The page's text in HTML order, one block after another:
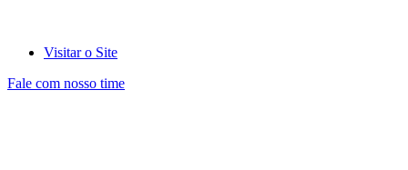
Visitar o Site
Fale com nosso time